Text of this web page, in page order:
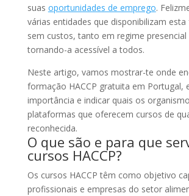
suas oportunidades de emprego.
várias entidades que disponibilizam
sem custos, tanto em regime
tornando-a acessível a todos.
Neste artigo, vamos mostrar-te onde
formação HACCP gratuita em Portugal,
importância e indicar quais os
plataformas que oferecem cursos de
reconhecida.
O que são e para que
cursos HACCP?
Os cursos HACCP têm como objetivo
profissionais e empresas do setor